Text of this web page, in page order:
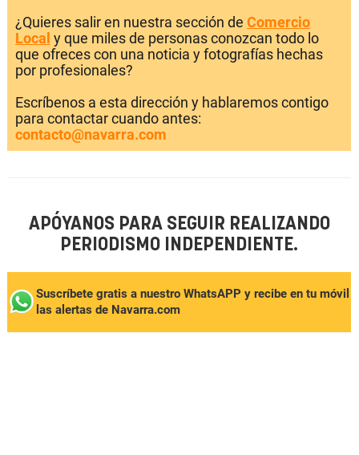
¿Quieres salir en nuestra sección de Comercio
Local y que miles de personas conozcan todo lo
que ofreces con una noticia y fotografías hechas
por profesionales?
Escríbenos a esta dirección y hablaremos contigo
para contactar cuando antes:
contacto@navarra.com
APÓYANOS PARA SEGUIR REALIZANDO
PERIODISMO INDEPENDIENTE.
Suscríbete gratis a nuestro WhatsAPP y recibe en tu móvil
las alertas de Navarra.com